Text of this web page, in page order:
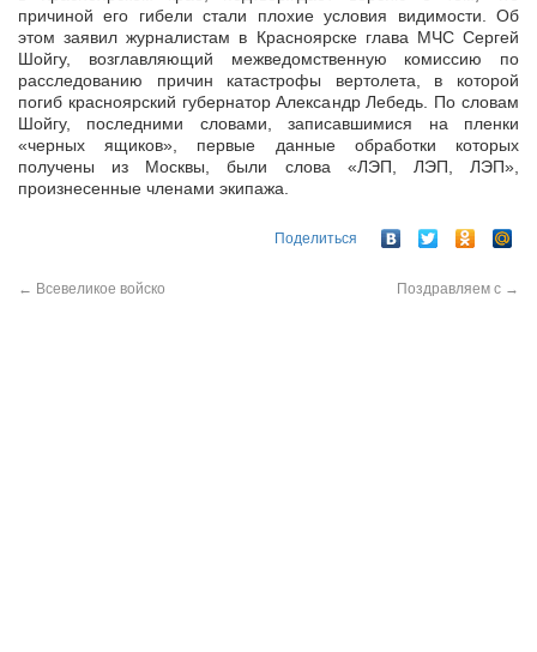
причиной его гибели стали плохие условия видимости. Об
этом заявил журналистам в Красноярске глава МЧС Сергей
Шойгу, возглавляющий межведомственную комиссию по
расследованию причин катастрофы вертолета, в которой
погиб красноярский губернатор Александр Лебедь. По словам
Шойгу, последними словами, записавшимися на пленки
«черных ящиков», первые данные обработки которых
получены из Москвы, были слова «ЛЭП, ЛЭП, ЛЭП»,
произнесенные членами экипажа.
Поделиться
← Всевеликое войско Поздравляем с →